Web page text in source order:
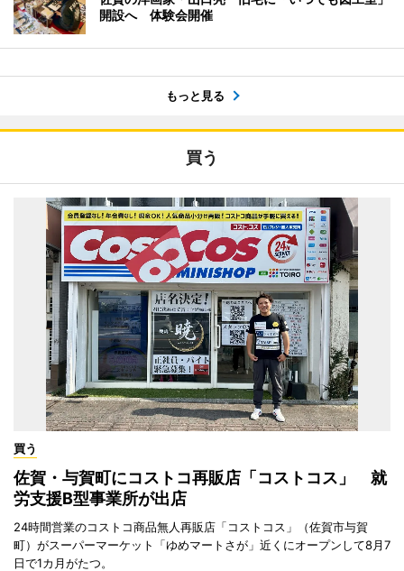
開設へ 体験会開催
もっと見る
買う
買う
佐賀・与賀町にコストコ再販店「コストコス」 就
労支援B型事業所が出店
24時間営業のコストコ商品無人再販店「コストコス」（佐賀市与賀
町）がスーパーマーケット「ゆめマートさが」近くにオープンして8月7
日で1カ月がたつ。